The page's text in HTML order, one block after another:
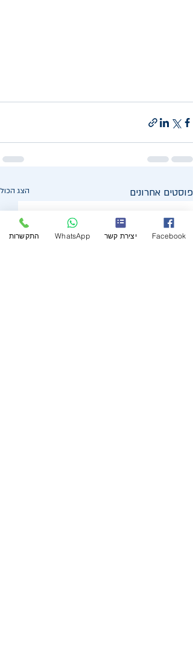
פוסטים אחרונים הצג הכול
התקשרות WhatsApp יצירת קשר Facebook